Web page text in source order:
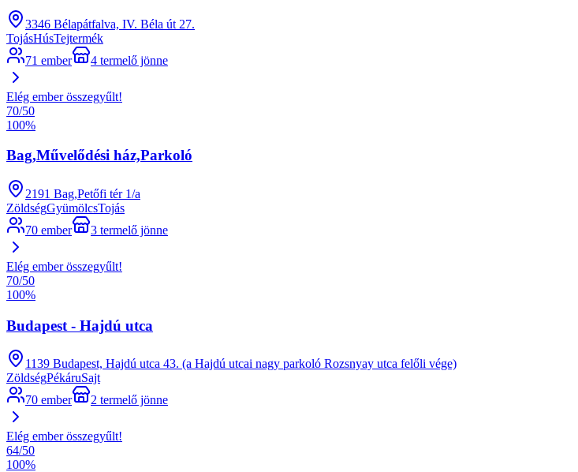
3346 Bélapátfalva, IV. Béla út 27.
TojásHúsTejtermék
71 ember
4 termelő jönne
Elég ember összegyűlt!
70/50
100%
Bag,Művelődési ház,Parkoló
2191 Bag,Petőfi tér 1/a
ZöldségGyümölcsTojás
70 ember
3 termelő jönne
Elég ember összegyűlt!
70/50
100%
Budapest - Hajdú utca
1139 Budapest, Hajdú utca 43. (a Hajdú utcai nagy parkoló Rozsnyay utca felőli vége)
ZöldségPékáruSajt
70 ember
2 termelő jönne
Elég ember összegyűlt!
64/50
100%